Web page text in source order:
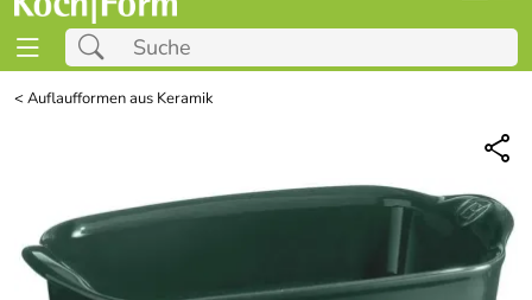
<Auflaufformen aus Keramik